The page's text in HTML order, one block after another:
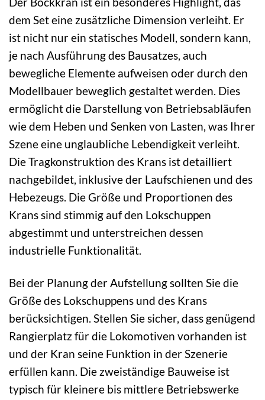
dem Set eine zusätzliche Dimension verleiht. Er
ist nicht nur ein statisches Modell, sondern kann,
je nach Ausführung des Bausatzes, auch
bewegliche Elemente aufweisen oder durch den
Modellbauer beweglich gestaltet werden. Dies
ermöglicht die Darstellung von Betriebsabläufen
wie dem Heben und Senken von Lasten, was Ihrer
Szene eine unglaubliche Lebendigkeit verleiht.
Die Tragkonstruktion des Krans ist detailliert
nachgebildet, inklusive der Laufschienen und des
Hebezeugs. Die Größe und Proportionen des
Krans sind stimmig auf den Lokschuppen
abgestimmt und unterstreichen dessen
industrielle Funktionalität.
Bei der Planung der Aufstellung sollten Sie die
Größe des Lokschuppens und des Krans
berücksichtigen. Stellen Sie sicher, dass genügend
Rangierplatz für die Lokomotiven vorhanden ist
und der Kran seine Funktion in der Szenerie
erfüllen kann. Die zweiständige Bauweise ist
typisch für kleinere bis mittlere Betriebswerke